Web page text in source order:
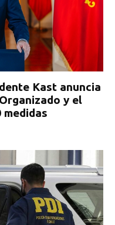
Kast anuncia
y el
medidas